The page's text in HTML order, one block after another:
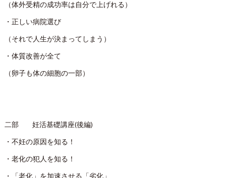
（体外受精の成功率は自分で上げれる）
・正しい病院選び
（それで人生が決まってしまう）
・体質改善が全て
（卵子も体の細胞の一部）
二部 妊活基礎講座(後編)
・不妊の原因を知る！
・老化の犯人を知る！